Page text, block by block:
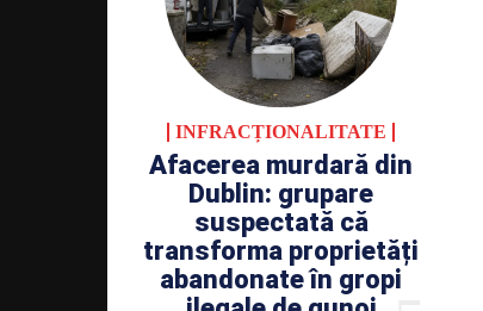
INFRACȚIONALITATE
Afacerea murdară din
Dublin: grupare
suspectată că
transforma proprietăți
abandonate în gropi